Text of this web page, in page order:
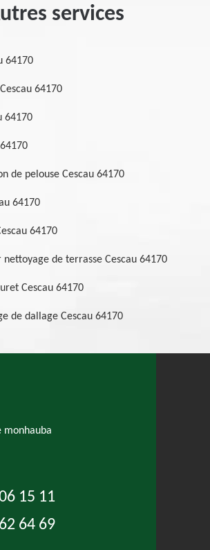
services
64170
64170
64170
de pelouse Cescau 64170
64170
64170
nettoyage de terrasse Cescau 64170
Cescau 64170
de dallage Cescau 64170
monhauba
15 11
64 69